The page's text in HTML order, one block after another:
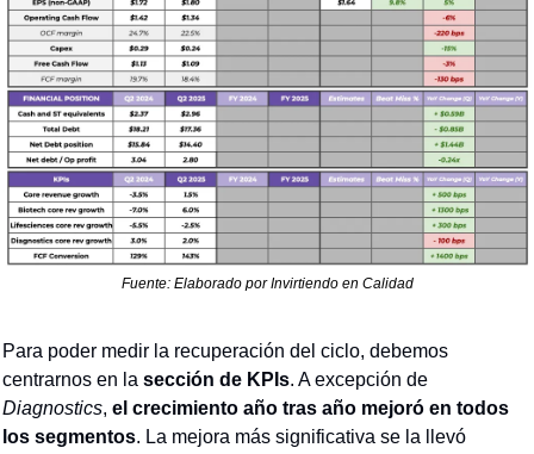
Fuente: Elaborado por Invirtiendo en Calidad
Para poder medir la recuperación del ciclo, debemos
centrarnos en la sección de KPIs
. A excepción de
Diagnostics, el crecimiento año tras año mejoró en todos
los segmentos
. La mejora más significativa se la llevó